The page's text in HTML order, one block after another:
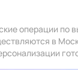
операции по
в